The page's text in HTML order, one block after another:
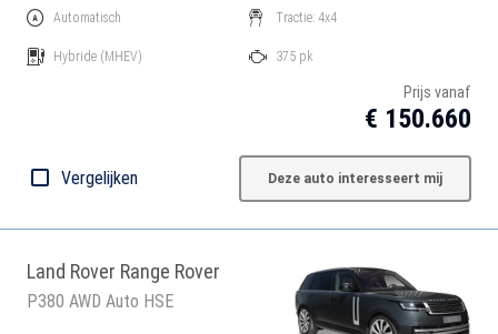
Automatisch
Hybride (MHEV)
Tractie: 4x4
375 pk
Prijs vanaf
€ 150.660
Vergelijken Deze auto interesseert mij
Land Rover Range Rover
P380 AWD Auto HSE